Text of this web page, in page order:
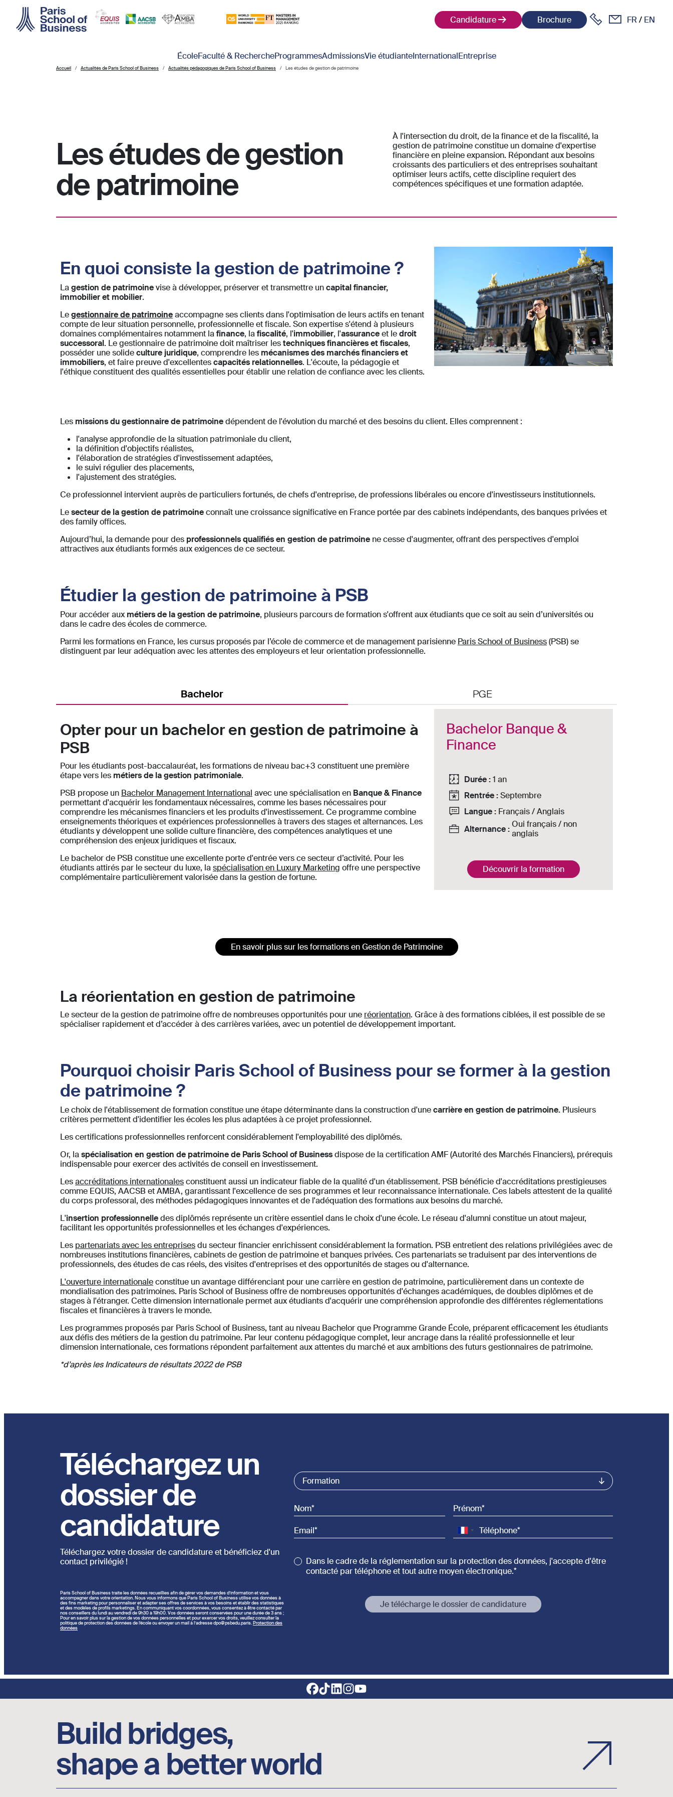
Candidature
Brochure FR EN
ÉcoleFaculté & RechercheProgrammesAdmissionsVie étudianteInternationalEntreprise
Accueil Actualités de Paris School of Business Actualités pédagogiques de Paris School of Business Les études de gestion de patrimoine
Les études de gestion
de patrimoine
À l'intersection du droit, de la finance et de la fiscalité, la
gestion de patrimoine constitue un domaine d'expertise
financière en pleine expansion. Répondant aux besoins
croissants des particuliers et des entreprises souhaitant
optimiser leurs actifs, cette discipline requiert des
compétences spécifiques et une formation adaptée.
En quoi consiste la gestion de patrimoine ?
Lagestion de patrimoinevise à développer, préserver et transmettre uncapital financier,
immobilier et mobilier.
Legestionnaire de patrimoineaccompagne ses clients dans l'optimisation de leurs actifs en tenant
compte de leur situation personnelle, professionnelle et fiscale. Son expertise s'étend à plusieurs
domaines complémentaires notamment lafinance, lafiscalité, l'immobilier, l'assuranceet ledroit
successoral. Le gestionnaire de patrimoine doit maîtriser lestechniques financières et fiscales,
posséder une solideculture juridique, comprendre les mécanismes des marchés financiers et
immobiliers, et faire preuve d'excellentescapacités relationnelles. L'écoute, la pédagogie et
l'éthique constituent des qualités essentielles pour établir une relation de confiance avec les clients.
Les missions du gestionnaire de patrimoinedépendent de l'évolution du marché et des besoins du client. Elles comprennent :
l'analyse approfondie de la situation patrimoniale du client,
la définition d'objectifs réalistes,
l'élaboration de stratégies d'investissement adaptées,
le suivi régulier des placements,
l'ajustement des stratégies.
Ce professionnel intervient auprès de particuliers fortunés, de chefs d'entreprise, de professions libérales ou encore d'investisseurs institutionnels.
Lesecteur de la gestion de patrimoineconnaît une croissance significative en France portée par des cabinets indépendants, des banques privées et
des family offices.
Aujourd’hui, la demande pour des professionnels qualifiés en gestion de patrimoine ne cesse d'augmenter, offrant des perspectives d'emploi
attractives aux étudiants formés aux exigences de ce secteur.
Étudier la gestion de patrimoine à PSB
Pour accéder aux métiers de la gestion de patrimoine, plusieurs parcours de formation s'offrent aux étudiants que ce soit au sein d’universités ou
dans le cadre des écoles de commerce.
Parmi les formations en France, les cursus proposés par l’école de commerce et de management parisienne Paris School of Business(PSB) se
distinguent par leur adéquation avec les attentes des employeurs et leur orientation professionnelle.
Bachelor PGE
Opter pour un bachelor en gestion de patrimoine à
PSB
Pour les étudiants post-baccalauréat, les formations de niveau bac+3 constituent une première
étape vers les métiers de la gestion patrimoniale.
PSB propose un Bachelor Management International avec une spécialisation en Banque & Finance
permettant d'acquérir les fondamentaux nécessaires, comme les bases nécessaires pour
comprendre les mécanismes financiers et les produits d'investissement. Ce programme combine
enseignements théoriques et expériences professionnelles à travers des stages et alternances. Les
étudiants y développent une solide culture financière, des compétences analytiques et une
compréhension des enjeux juridiques et fiscaux.
Le bachelor de PSB constitue une excellente porte d'entrée vers ce secteur d’activité. Pour les
étudiants attirés par le secteur du luxe, laspécialisation en Luxury Marketing offre une perspective
complémentaire particulièrement valorisée dans la gestion de fortune.
Bachelor Banque &
Finance
Durée : 1 an
Rentrée : Septembre
Langue : Français / Anglais
Alternance : Oui français / non
anglais
Découvrir la formation
En savoir plus sur les formations en Gestion de Patrimoine
La réorientation en gestion de patrimoine
Le secteur de la gestion de patrimoine offre de nombreuses opportunités pour une réorientation. Grâce à des formations ciblées, il est possible de se
spécialiser rapidement et d’accéder à des carrières variées, avec un potentiel de développement important.
Pourquoi choisir Paris School of Business pour se former à la gestion
de patrimoine ?
Le choix de l'établissement de formation constitue une étape déterminante dans la construction d'unecarrière en gestion de patrimoine. Plusieurs
critères permettent d'identifier les écoles les plus adaptées à ce projet professionnel.
Les certifications professionnelles renforcent considérablement l'employabilité des diplômés.
Or, laspécialisation en gestion de patrimoine de Paris School of Businessdispose de la certification AMF (Autorité des Marchés Financiers), prérequis
indispensable pour exercer des activités de conseil en investissement.
Lesaccréditations internationalesconstituent aussi un indicateur fiable de la qualité d'un établissement. PSB bénéficie d'accréditations prestigieuses
comme EQUIS, AACSB et AMBA, garantissant l'excellence de ses programmes et leur reconnaissance internationale. Ces labels attestent de la qualité
du corps professoral, des méthodes pédagogiques innovantes et de l'adéquation des formations aux besoins du marché.
L'insertion professionnelledes diplômés représente un critère essentiel dans le choix d'une école. Le réseau d'alumni constitue un atout majeur,
facilitant les opportunités professionnelles et les échanges d'expériences.
Les partenariats avec les entreprisesdu secteur financier enrichissent considérablement la formation. PSB entretient des relations privilégiées avec de
nombreuses institutions financières, cabinets de gestion de patrimoine et banques privées. Ces partenariats se traduisent par des interventions de
professionnels, des études de cas réels, des visites d'entreprises et des opportunités de stages ou d'alternance.
L'ouverture internationaleconstitue un avantage différenciant pour une carrière en gestion de patrimoine, particulièrement dans un contexte de
mondialisation des patrimoines. Paris School of Business offre de nombreuses opportunités d'échanges académiques, de doubles diplômes et de
stages à l'étranger. Cette dimension internationale permet aux étudiants d'acquérir une compréhension approfondie des différentes réglementations
fiscales et financières à travers le monde.
Les programmes proposés par Paris School of Business, tant au niveau Bachelor que Programme Grande École, préparent efficacement les étudiants
aux défis des métiers de la gestion du patrimoine. Par leur contenu pédagogique complet, leur ancrage dans la réalité professionnelle et leur
dimension internationale, ces formations répondent parfaitement aux attentes du marché et aux ambitions des futurs gestionnaires de patrimoine.
*d’après les Indicateurs de résultats 2022 de PSB
Téléchargez un
dossier de
candidature
Téléchargez votre dossier de candidature et bénéficiez d'un
contact privilégié !
Paris School of Business traite les données recueillies afin de gérer vos demandes d’information et vous
accompagner dans votre orientation. Nous vous informons que Paris School of Business utilise vos données à
des fins marketing pour personnaliser et adapter ses offres de services à vos besoins et établir des statistiques
et des modèles de profils marketings. En communiquant vos coordonnées, vous consentez à être contacté par
nos conseillers du lundi au vendredi de 9h30 à 19h00. Vos données seront conservées pour une durée de 3 ans ;
Pour en savoir plus sur la gestion de vos données personnelles et pour exercer vos droits, veuillez consulter la
politique de protection des données de l’école ou envoyer un mail à l’adresse dpo@psbedu.paris.Protection des
données
Commercial List
Formation
Nom Prénom
Email Téléphone
Dans le cadre de la réglementation sur la protection des données, j'accepte d'être
contacté par téléphone et tout autre moyen électronique.
Je télécharge le dossier de candidature
Build bridges,
shape a better world